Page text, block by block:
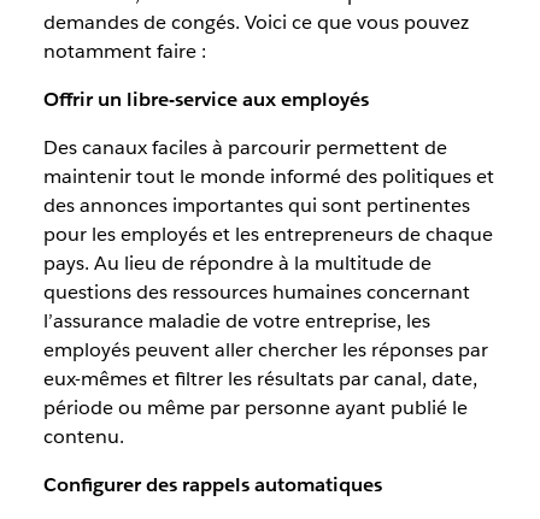
demandes de congés. Voici ce que vous pouvez
notamment faire :
Offrir un libre-service aux employés
Des canaux faciles à parcourir permettent de
maintenir tout le monde informé des politiques et
des annonces importantes qui sont pertinentes
pour les employés et les entrepreneurs de chaque
pays. Au lieu de répondre à la multitude de
questions des ressources humaines concernant
l’assurance maladie de votre entreprise, les
employés peuvent aller chercher les réponses par
eux-mêmes et filtrer les résultats par canal, date,
période ou même par personne ayant publié le
contenu.
Configurer des rappels automatiques